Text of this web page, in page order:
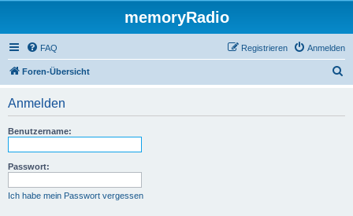
memoryRadio
FAQ Anmelden
Registrieren
Foren-Übersicht
Anmelden
Benutzername:
Passwort:
Ich habe mein Passwort vergessen